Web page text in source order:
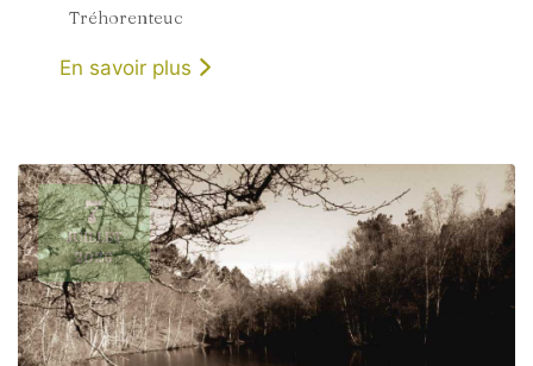
Tréhorenteuc
En savoir plus
7
JUILLET
2026